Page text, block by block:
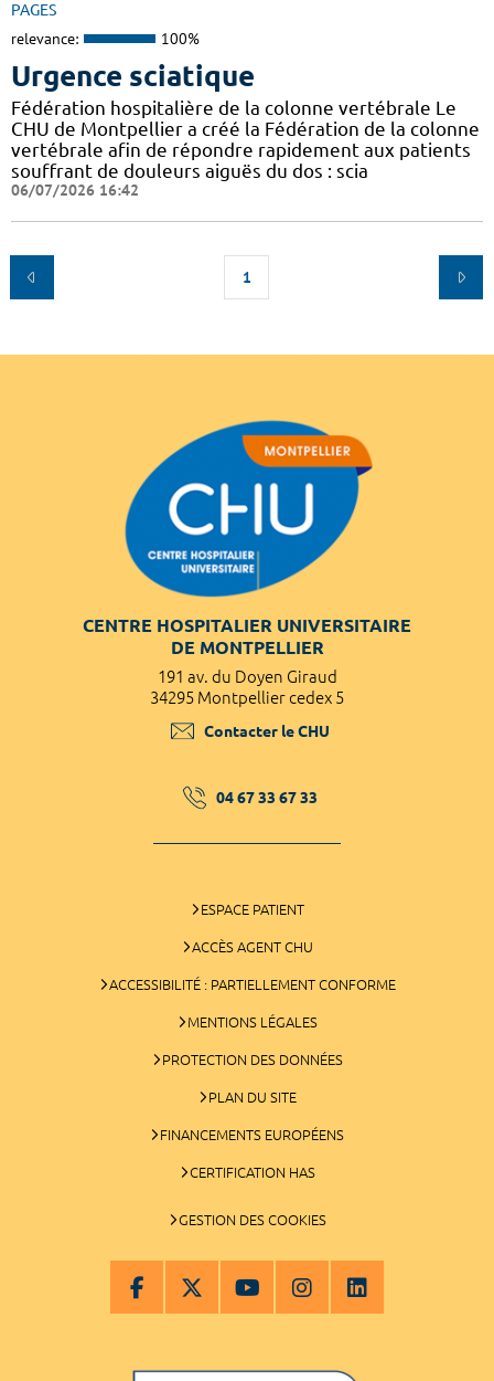
PAGES
relevance: 100%
Urgence sciatique
Fédération hospitalière de la colonne vertébrale Le
CHU de Montpellier a créé la Fédération de la colonne
vertébrale afin de répondre rapidement aux patients
souffrant de douleurs aiguës du dos : scia
06/07/2026 16:42
1
CENTRE HOSPITALIER UNIVERSITAIRE
DE MONTPELLIER
191 av. du Doyen Giraud
34295 Montpellier cedex 5
Contacter le CHU
04 67 33 67 33
ESPACE PATIENT
ACCÈS AGENT CHU
ACCESSIBILITÉ : PARTIELLEMENT CONFORME
MENTIONS LÉGALES
PROTECTION DES DONNÉES
PLAN DU SITE
FINANCEMENTS EUROPÉENS
CERTIFICATION HAS
GESTION DES COOKIES